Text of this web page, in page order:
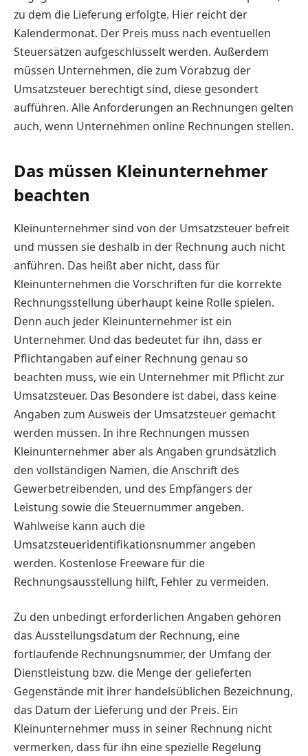
zu dem die Lieferung erfolgte. Hier reicht der
Kalendermonat. Der Preis muss nach eventuellen
Steuersätzen aufgeschlüsselt werden. Außerdem
müssen Unternehmen, die zum Vorabzug der
Umsatzsteuer berechtigt sind, diese gesondert
aufführen. Alle Anforderungen an Rechnungen gelten
auch, wenn Unternehmen online Rechnungen stellen.
Das müssen Kleinunternehmer
beachten
Kleinunternehmer sind von der Umsatzsteuer befreit
und müssen sie deshalb in der Rechnung auch nicht
anführen. Das heißt aber nicht, dass für
Kleinunternehmen die Vorschriften für die korrekte
Rechnungsstellung überhaupt keine Rolle spielen.
Denn auch jeder Kleinunternehmer ist ein
Unternehmer. Und das bedeutet für ihn, dass er
Pflichtangaben auf einer Rechnung genau so
beachten muss, wie ein Unternehmer mit Pflicht zur
Umsatzsteuer. Das Besondere ist dabei, dass keine
Angaben zum Ausweis der Umsatzsteuer gemacht
werden müssen. In ihre Rechnungen müssen
Kleinunternehmer aber als Angaben grundsätzlich
den vollständigen Namen, die Anschrift des
Gewerbetreibenden, und des Empfängers der
Leistung sowie die Steuernummer angeben.
Wahlweise kann auch die
Umsatzsteueridentifikationsnummer angeben
werden. Kostenlose Freeware für die
Rechnungsausstellung hilft, Fehler zu vermeiden.
Zu den unbedingt erforderlichen Angaben gehören
das Ausstellungsdatum der Rechnung, eine
fortlaufende Rechnungsnummer, der Umfang der
Dienstleistung bzw. die Menge der gelieferten
Gegenstände mit ihrer handelsüblichen Bezeichnung,
das Datum der Lieferung und der Preis. Ein
Kleinunternehmer muss in seiner Rechnung nicht
vermerken, dass für ihn eine spezielle Regelung